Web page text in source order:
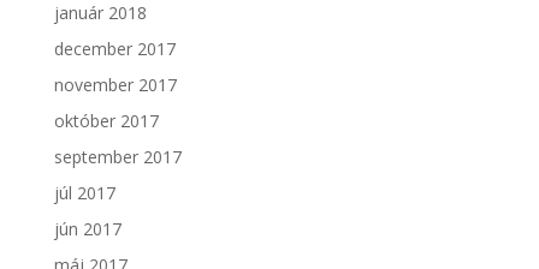
január 2018
december 2017
november 2017
október 2017
september 2017
júl 2017
jún 2017